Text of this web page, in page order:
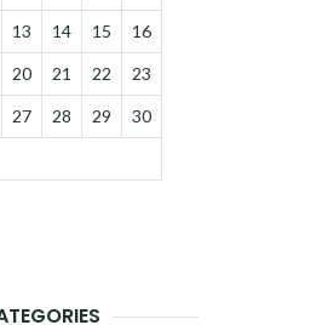
13 14 15 16
20 21 22 23
27 28 29 30